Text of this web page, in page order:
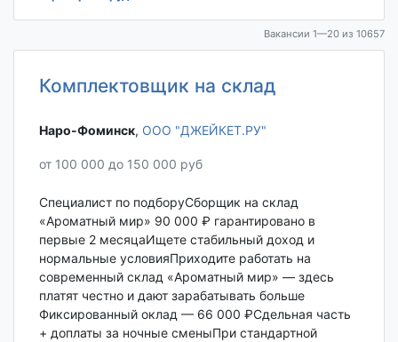
Вакансии 1—20 из 10657
Комплектовщик на склад
Наро-Фоминск‎, ООО "ДЖЕЙКЕТ.РУ"
от 100 000 до 150 000 руб
Специалист по подборуСборщик на склад
«Ароматный мир» 90 000 ₽ гарантировано в
первые 2 месяцаИщете стабильный доход и
нормальные условияПриходите работать на
современный склад «Ароматный мир» — здесь
платят честно и дают зарабатывать больше
Фиксированный оклад — 66 000 ₽Сдельная часть
+ доплаты за ночные сменыПри стандартной